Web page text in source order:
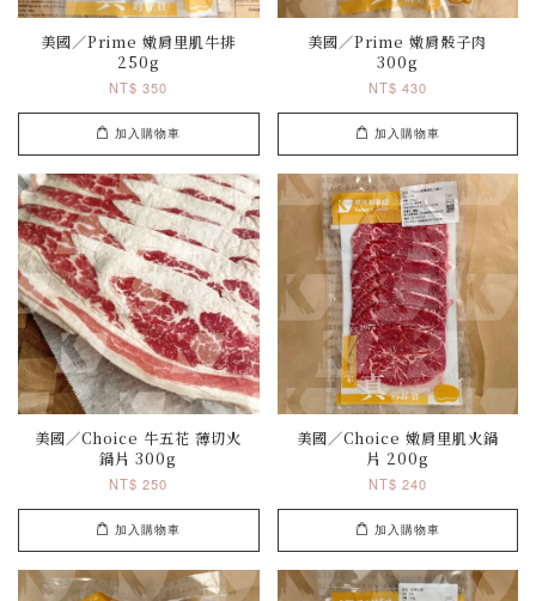
美國／Prime 嫩肩里肌牛排
250g
NT$ 350
加入購物車
美國／Prime 嫩肩骰子肉
300g
NT$ 430
加入購物車
美國／Choice 牛五花 薄切火
鍋片 300g
NT$ 250
加入購物車
美國／Choice 嫩肩里肌火鍋
片 200g
NT$ 240
加入購物車